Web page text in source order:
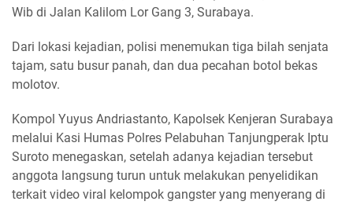
Wib di Jalan Kalilom Lor Gang 3, Surabaya.
Dari lokasi kejadian, polisi menemukan tiga bilah senjata
tajam, satu busur panah, dan dua pecahan botol bekas
molotov.
Kompol Yuyus Andriastanto, Kapolsek Kenjeran Surabaya
melalui Kasi Humas Polres Pelabuhan Tanjungperak Iptu
Suroto menegaskan, setelah adanya kejadian tersebut
anggota langsung turun untuk melakukan penyelidikan
terkait video viral kelompok gangster yang menyerang di